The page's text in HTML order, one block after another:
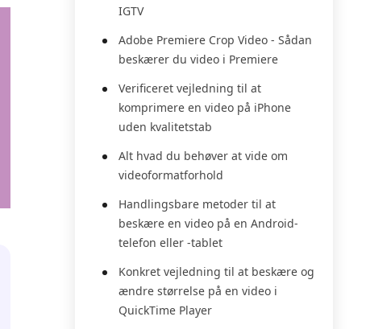
IGTV
Adobe Premiere Crop Video - Sådan
beskærer du video i Premiere
Verificeret vejledning til at
komprimere en video på iPhone
uden kvalitetstab
Alt hvad du behøver at vide om
videoformatforhold
Handlingsbare metoder til at
beskære en video på en Android-
telefon eller -tablet
Konkret vejledning til at beskære og
ændre størrelse på en video i
QuickTime Player